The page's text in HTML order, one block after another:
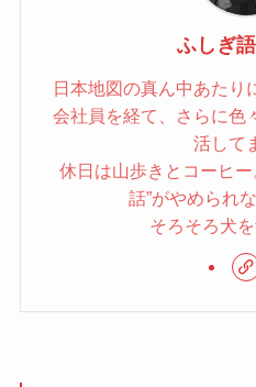
ふしぎ
日本地図の真ん中あたり
会社員を経て、さらに色
活して
休日は山歩きとコーヒ
話”がやめられ
そろそろ犬を